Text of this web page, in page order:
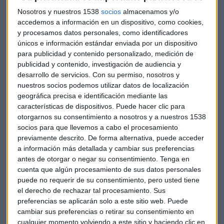
Nosotros y nuestros 1538 socios almacenamos y/o
accedemos a información en un dispositivo, como cookies,
y procesamos datos personales, como identificadores
únicos e información estándar enviada por un dispositivo
para publicidad y contenido personalizado, medición de
publicidad y contenido, investigación de audiencia y
desarrollo de servicios. Con su permiso, nosotros y
nuestros socios podemos utilizar datos de localización
geográfica precisa e identificación mediante las
características de dispositivos. Puede hacer clic para
otorgarnos su consentimiento a nosotros y a nuestros 1538
socios para que llevemos a cabo el procesamiento
previamente descrito. De forma alternativa, puede acceder
a información más detallada y cambiar sus preferencias
antes de otorgar o negar su consentimiento. Tenga en
cuenta que algún procesamiento de sus datos personales
puede no requerir de su consentimiento, pero usted tiene
el derecho de rechazar tal procesamiento. Sus
preferencias se aplicarán solo a este sitio web. Puede
cambiar sus preferencias o retirar su consentimiento en
cualquier momento volviendo a este sitio y haciendo clic en
críticas al juez por parte de algunos políticos y medios de
comunicación. En este sentido, ha querido también “rendir
tributo a laUCO-Unidad Central Operativa de la Guardia
Civil- por la campaña de ataques contra ellos… Es el
corazón del Estado contra el corazón del Estado” ha
señalado, para identificar esos ataques a la UCO.
¿Existe el lawfare?
En este sentido ha rechazado que todo lo que se esta
conociendo responda a una campaña delawfare: “¿Es que
alguien piensa que hay un grupo de jueces reunidos en una
cueva para ir contra el poder? Es infantil pensar eso. Y sobre
algunas instrucciones muy cuestionadas como las que
afectan al hermano del presidente del Gobierno,David
Sánchez , o a su esposa,Begoña Gómez, señala que “el juez
que investiga esta sometido a tantos controles que es muy
difícil que pueda hacer una barbaridad sin caer en un delito
prevaricación”.